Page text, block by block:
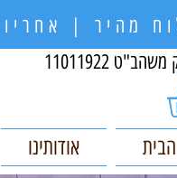
מהיר |
11011922
אודותינו